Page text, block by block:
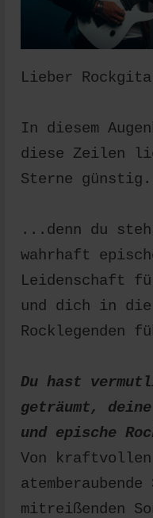
Lieber
In diesem
diese Zeilen
Sterne
...denn du
wahrhaft
Leidenschaft
und dich in
Rocklegenden
Du hast
geträumt,
und epische
Von
mitreißenden